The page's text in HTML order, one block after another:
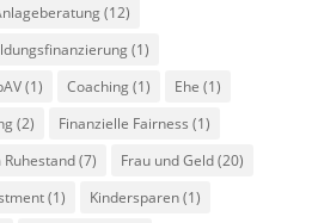
(12)
(1)
(1) Coaching(1) Ehe (1)
(2) Finanzielle Fairness (1)
(7) Frau und Geld(20)
(1) Kindersparen(1)